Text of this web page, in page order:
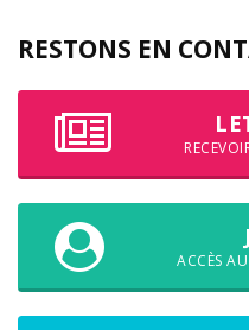
RESTONS EN
ACCÈS